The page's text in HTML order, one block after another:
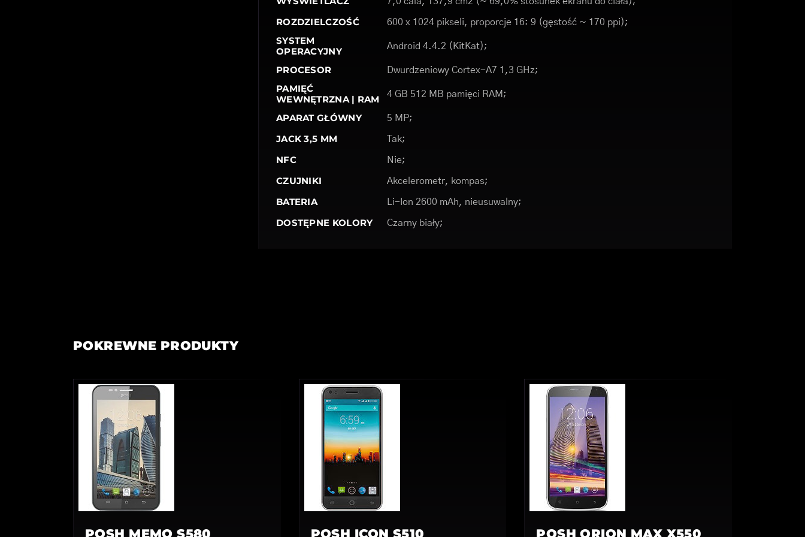
ROZDZIELCZOŚĆ 600 x 1024 pikseli, proporcje 16: 9 (gęstość ~ 170 ppi);
SYSTEM
OPERACYJNY
Android 4.4.2 (KitKat);
PROCESOR Dwurdzeniowy Cortex-A7 1,3 GHz;
PAMIĘĆ
WEWNĘTRZNA | RAM
4 GB 512 MB pamięci RAM;
APARAT GŁÓWNY 5 MP;
JACK 3,5 MM Tak;
NFC Nie;
CZUJNIKI Akcelerometr, kompas;
BATERIA Li-Ion 2600 mAh, nieusuwalny;
DOSTĘPNE KOLORY Czarny biały;
POKREWNE PRODUKTY
POSH MEMO S580 POSH ICON S510 POSH ORION MAX X550